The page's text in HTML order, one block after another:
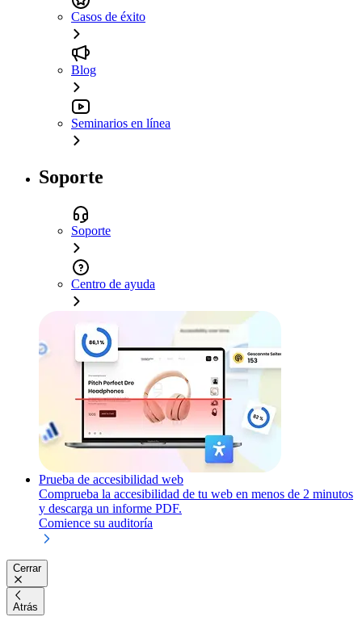
Casos de éxito
Blog
Seminarios en línea
Soporte
Soporte
Centro de ayuda
Prueba de accesibilidad web
Comprueba la accesibilidad de tu web en menos de 2 minutos
y descarga un informe PDF.
Comience su auditoría
Cerrar
Atrás